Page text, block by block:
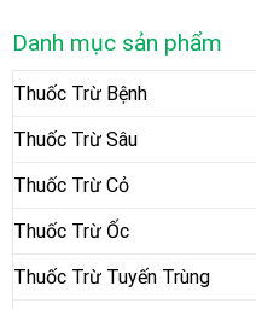
Danh mục sản phẩm
Thuốc Trừ Bệnh
Thuốc Trừ Sâu
Thuốc Trừ Cỏ
Thuốc Trừ Ốc
Thuốc Trừ Tuyến Trùng